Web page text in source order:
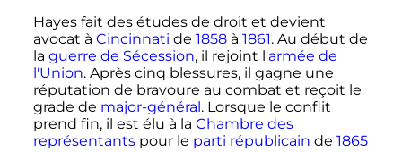
Hayes fait des études de droit et devient
avocat à Cincinnati de 1858à 1861. Au début de
la guerre de Sécession, il rejoint l'armée de
l'Union. Après cinq blessures, il gagne une
réputation de bravoure au combat et reçoit le
grade de major-général. Lorsque le conflit
prend fin, il est élu à la Chambre des
représentantspour le parti républicain de 1865